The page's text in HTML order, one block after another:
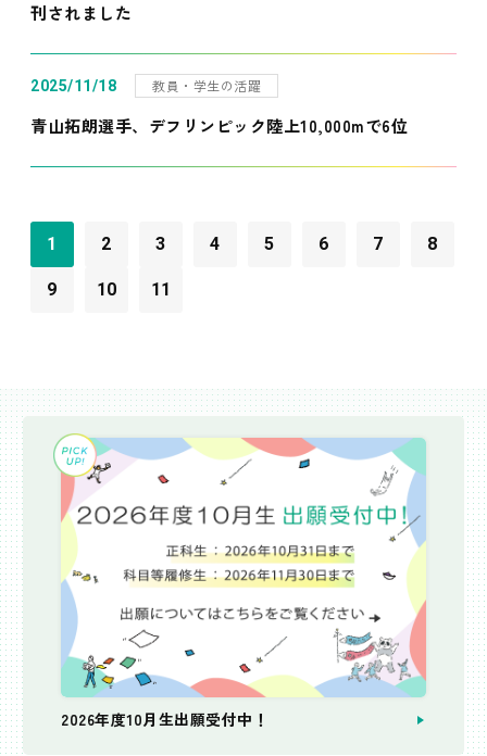
刊されました
2025/11/18 教員・学生の活躍
青山拓朗選手、デフリンピック陸上10,000mで6位
1 2 3 4 5 6 7 8
9 10 11
2026年度10月生出願受付中！